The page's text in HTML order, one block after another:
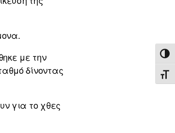
με την
δίνοντας
για το χθες